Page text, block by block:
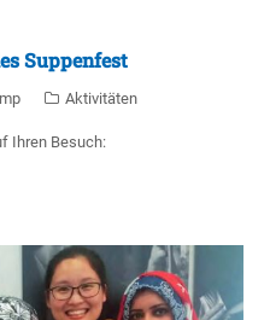
Suppenfest
Aktivitäten
Ihren Besuch: